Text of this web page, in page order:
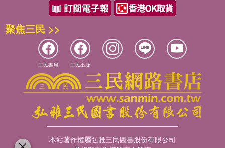
聚焦三民 >>
三民書局 三民出版
本站著作權屬弘雅三民圖書股份有限公司